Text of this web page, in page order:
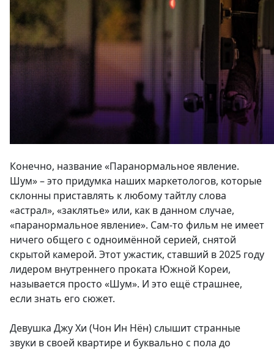
Конечно, название «Паранормальное явление.
Шум» – это придумка наших маркетологов, которые
склонны приставлять к любому тайтлу слова
«астрал», «заклятье» или, как в данном случае,
«паранормальное явление». Сам-то фильм не имеет
ничего общего с одноимённой серией, снятой
скрытой камерой. Этот ужастик, ставший в 2025 году
лидером внутреннего проката Южной Кореи,
называется просто «Шум». И это ещё страшнее,
если знать его сюжет.
Девушка Джу Хи (Чон Ин Нён) слышит странные
звуки в своей квартире и буквально с пола до